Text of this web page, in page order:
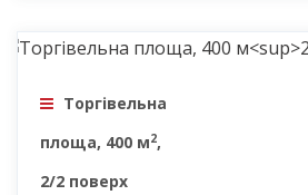
Торгівельна
площа, 400 м2,
2/2 поверх